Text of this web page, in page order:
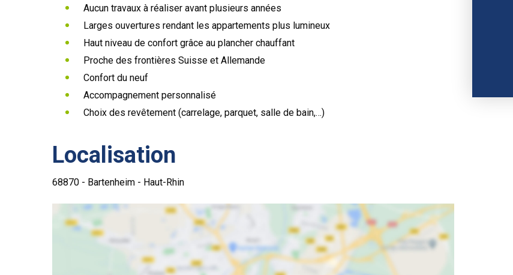
Aucun travaux à réaliser avant plusieurs années
Larges ouvertures rendant les appartements plus lumineux
Haut niveau de confort grâce au plancher chauffant
Proche des frontières Suisse et Allemande
Confort du neuf
Accompagnement personnalisé
Choix des revêtement (carrelage, parquet, salle de bain,…)
Localisation
68870 - Bartenheim - Haut-Rhin